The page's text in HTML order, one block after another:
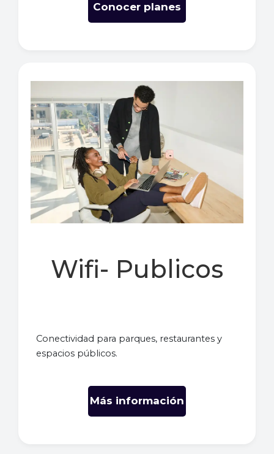
Conocer planes
Wifi- Publicos
Conectividad para parques, restaurantes y
espacios públicos.
Más información